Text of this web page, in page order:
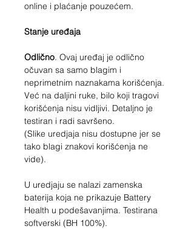
online i plaćanje pouzećem.
Stanje uređaja
Odlično. Ovaj uređaj je odlično
očuvan sa samo blagim i
neprimetnim naznakama korišćenja.
Već na daljini ruke, bilo koji tragovi
korišćenja nisu vidljivi. Detaljno je
testiran i radi savršeno.
(Slike uredjaja nisu dostupne jer se
tako blagi znakovi korišćenja ne
vide).
U uredjaju se nalazi zamenska
baterija koja ne prikazuje Battery
Health u podešavanjima. Testirana
softverski (BH 100%).